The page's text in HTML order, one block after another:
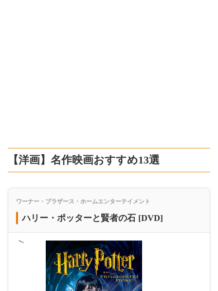
【洋画】名作映画おすすめ13選
ワーナー・ブラザース・ホームエンターテイメント
ハリー・ポッターと賢者の石 [DVD]
＜